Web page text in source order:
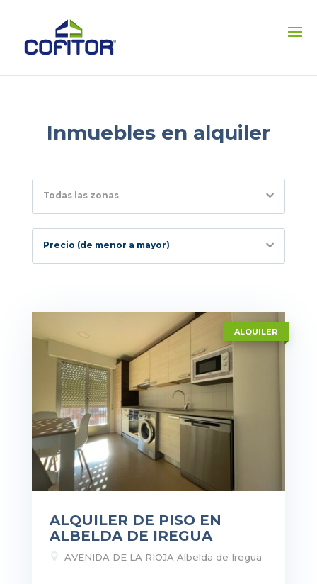
Inmuebles en alquiler
Todas las zonas
Precio (de menor a mayor)
ALQUILER
ALQUILER DE PISO EN
ALBELDA DE IREGUA
 AVENIDA DE LA RIOJA Albelda de Iregua